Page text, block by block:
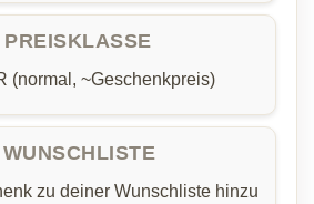
PREISKLASSE
(normal, ~Geschenkpreis)
zu deiner Wunschliste hinzu